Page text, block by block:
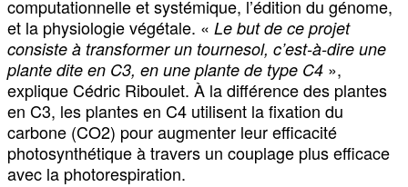
computationnelle et systémique, l’édition du génome,
et la physiologie végétale. « Le but de ce projet
consiste à transformer un tournesol, c’est-à-dire une
plante dite en C3, en une plante de type C4 »,
explique Cédric Riboulet. À la différence des plantes
en C3, les plantes en C4 utilisent la fixation du
carbone (CO2) pour augmenter leur efficacité
photosynthétique à travers un couplage plus efficace
avec la photorespiration.